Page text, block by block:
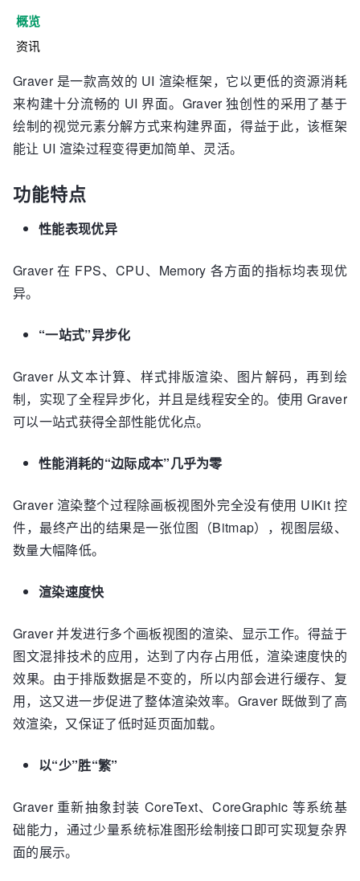
概览
资讯
Graver 是一款高效的 UI 渲染框架，它以更低的资源消耗
来构建十分流畅的 UI 界面。Graver 独创性的采用了基于
绘制的视觉元素分解方式来构建界面，得益于此，该框架
能让 UI 渲染过程变得更加简单、灵活。
功能特点
性能表现优异
Graver 在 FPS、CPU、Memory 各方面的指标均表现优
异。
“一站式”异步化
Graver 从文本计算、样式排版渲染、图片解码，再到绘
制，实现了全程异步化，并且是线程安全的。使用 Graver
可以一站式获得全部性能优化点。
性能消耗的“边际成本”几乎为零
Graver 渲染整个过程除画板视图外完全没有使用 UIKit 控
件，最终产出的结果是一张位图（Bitmap），视图层级、
数量大幅降低。
渲染速度快
Graver 并发进行多个画板视图的渲染、显示工作。得益于
图文混排技术的应用，达到了内存占用低，渲染速度快的
效果。由于排版数据是不变的，所以内部会进行缓存、复
用，这又进一步促进了整体渲染效率。Graver 既做到了高
效渲染，又保证了低时延页面加载。
以“少”胜“繁”
Graver 重新抽象封装 CoreText、CoreGraphic 等系统基
础能力，通过少量系统标准图形绘制接口即可实现复杂界
面的展示。